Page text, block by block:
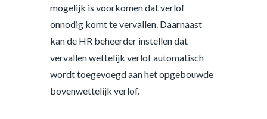
mogelijk is voorkomen dat verlof
onnodig komt te vervallen. Daarnaast
kan de HR beheerder instellen dat
vervallen wettelijk verlof automatisch
wordt toegevoegd aan het opgebouwde
bovenwettelijk verlof.